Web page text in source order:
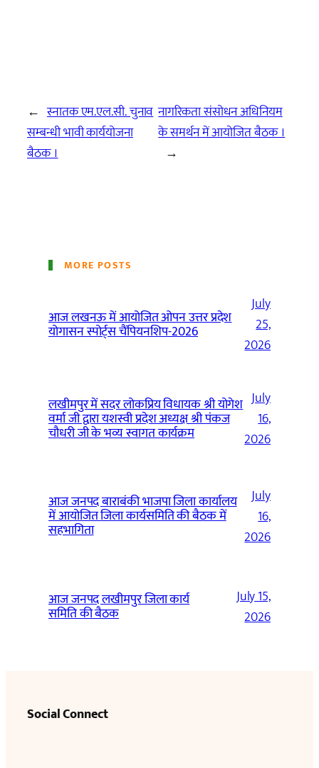
← स्नातक एम.एल.सी. चुनाव
सम्बन्धी भावी कार्ययोजना
बैठक ।
नागरिकता संसोधन अधिनियम
के समर्थन में आयोजित बैठक ।
→
MORE POSTS
आज लखनऊ में आयोजित ओपन उत्तर प्रदेश
योगासन स्पोर्ट्स चैंपियनशिप-2026
July
25,
2026
लखीमपुर में सदर लोकप्रिय विधायक श्री योगेश
वर्मा जी द्वारा यशस्वी प्रदेश अध्यक्ष श्री पंकज
चौधरी जी के भव्य स्वागत कार्यक्रम
July
16,
2026
आज जनपद बाराबंकी भाजपा जिला कार्यालय
में आयोजित जिला कार्यसमिति की बैठक में
सहभागिता
July
16,
2026
आज जनपद लखीमपुर जिला कार्य
समिति की बैठक
July 15,
2026
Social Connect